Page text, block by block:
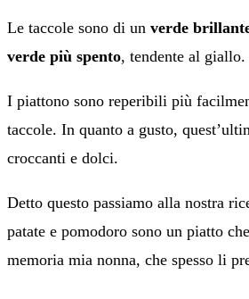
Le taccole sono di un verde
verde più spento, tendente al giallo.
I piattono sono reperibili più
taccole. In quanto a gusto,
croccanti e dolci.
Detto questo passiamo alla nostra
patate e pomodoro sono un piatto
memoria mia nonna, che spesso li